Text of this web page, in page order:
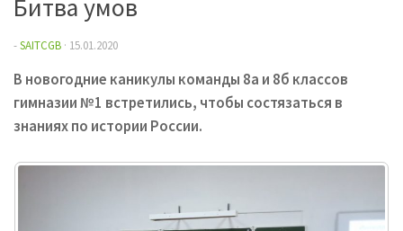
Битва умов
-SAITCGB · 15.01.2020
В новогодние каникулы команды 8а и 8б классов
гимназии №1 встретились, чтобы состязаться в
знаниях по истории России.